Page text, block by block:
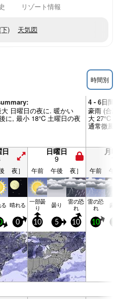
リゾート情報
(下) 天気図
時間別
日曜日の夜に. 暖かい
に, 最小 18°C 土曜日の夜
4 - 6日
豪雨 (合
大 27°C
通常微風.
日曜日
9
月
夜］ 午前 午後 夜］ 午前 午
晴れる 一部曇
り 曇り 雷の恐
れ
雷の恐
れ 豪
0 10 5 10 10